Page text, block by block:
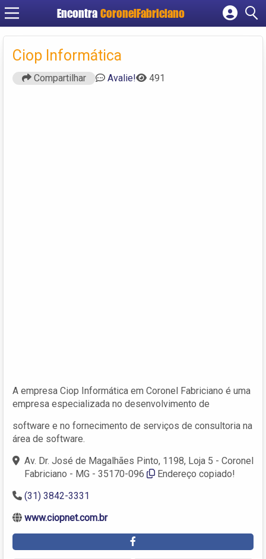
Encontra CoronelFabriciano
Cadastrar empresa
Ciop Informática
Compartilhar Avalie! 491
A empresa Ciop Informática em Coronel Fabriciano é uma
empresa especializada no desenvolvimento de
software e no fornecimento de serviços de consultoria na
área de software.
Av. Dr. José de Magalhães Pinto, 1198, Loja 5 - Coronel
Fabriciano - MG - 35170-096
Endereço copiado!
(31) 3842-3331
www.ciopnet.com.br